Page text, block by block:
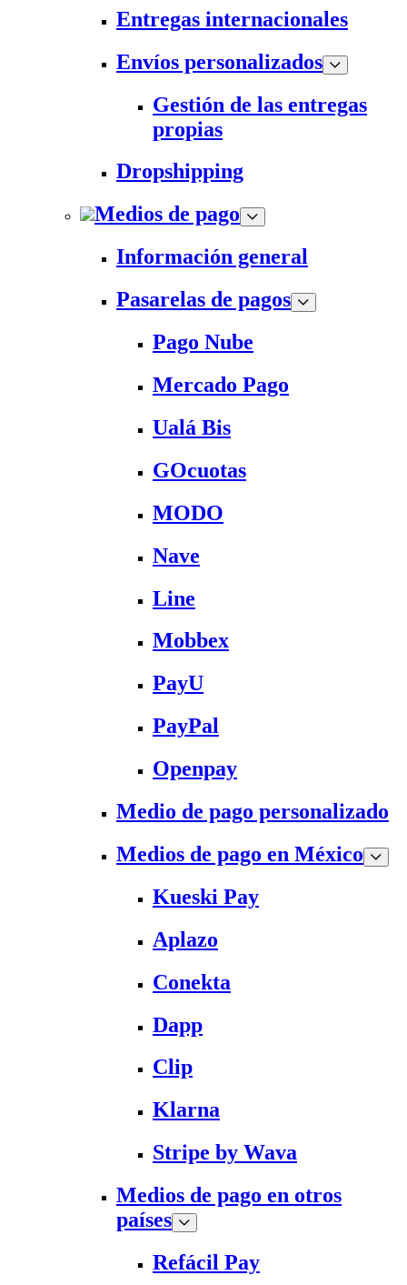
Entregas internacionales
Envíos personalizados
Gestión de las entregas
propias
Dropshipping
Medios de pago
Información general
Pasarelas de pagos
Pago Nube
Mercado Pago
Ualá Bis
GOcuotas
MODO
Nave
Line
Mobbex
PayU
PayPal
Openpay
Medio de pago personalizado
Medios de pago en México
Kueski Pay
Aplazo
Conekta
Dapp
Clip
Klarna
Stripe by Wava
Medios de pago en otros
países
Refácil Pay